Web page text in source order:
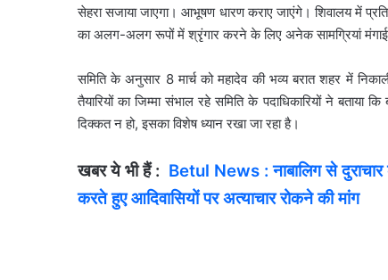
सेहरा सजाया जाएगा। आभूषण धारण कराए जाएंगे। शिवालय में
का अलग-अलग रूपों में श्रृंगार करने के लिए अनेक सामग्रियां मंगाई
समिति के अनुसार 8 मार्च को महादेव की भव्य बरात शहर में
तैयारियों का जिम्मा संभाल रहे समिति के पदाधिकारियों ने
दिक्कत न हो, इसका विशेष ध्यान रखा जा रहा है।
खबर ये भी हैं : Betul News : नाबालिग से दुराचार
करते हुए आदिवासियों पर अत्याचार रोकने की मांग